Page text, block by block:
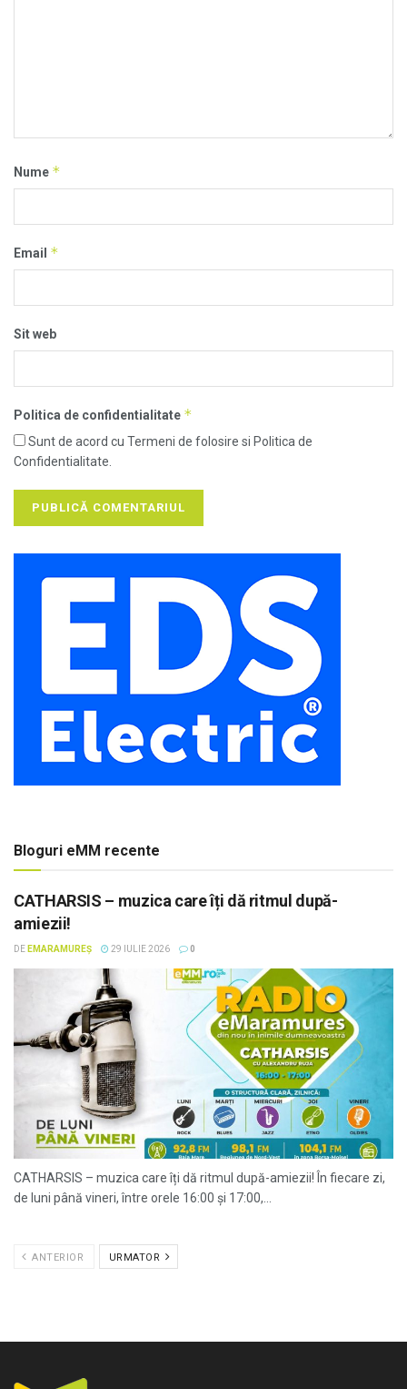
Nume *
Email *
Sit web
Politica de confidentialitate *
Sunt de acord cu Termeni de folosire si Politica de
Confidentialitate.
Bloguri eMM recente
CATHARSIS – muzica care îți dă ritmul după-
amiezii!
DE EMARAMUREȘ 29 IULIE 2026 0
CATHARSIS – muzica care îți dă ritmul după-amiezii! În fiecare zi,
de luni până vineri, între orele 16:00 și 17:00,...
ANTERIOR URMATOR